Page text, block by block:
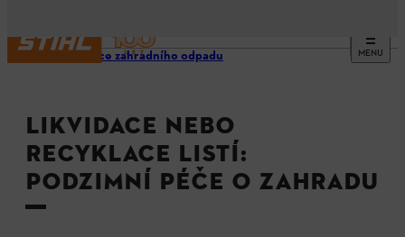
MENU
Likvidace zahradního odpadu
LIKVIDACE NEBO
RECYKLACE LISTÍ:
PODZIMNÍ PÉČE O ZAHRADU